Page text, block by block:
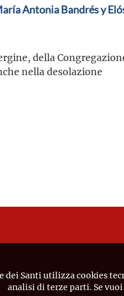
Antonia Bandrés y
della
nella desolazione
delle Cause dei Santi
dei Santi utilizza cookies
analisi di terze parti. Se